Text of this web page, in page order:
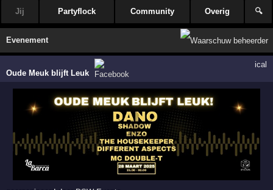
Jij Partyflock Community Overig 🔍
Evenement
Oude Meuk blijft Leuk
ical